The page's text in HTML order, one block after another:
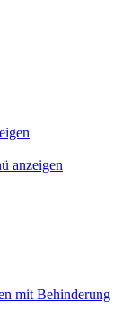
anzeigen
mit Behinderung